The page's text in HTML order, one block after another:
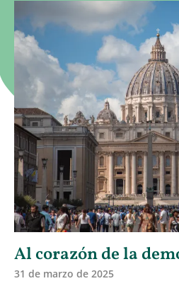
Al corazón de la
31 de marzo de 2025